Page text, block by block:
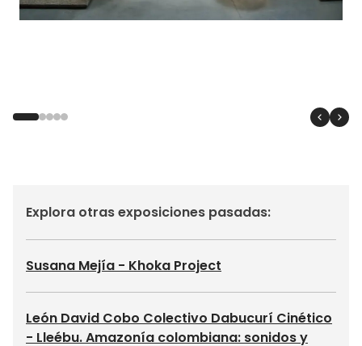
Explora otras exposiciones pasadas:
Susana Mejía - Khoka Project
León David Cobo Colectivo Dabucurí Cinético
- Lleébu. Amazonía colombiana: sonidos y